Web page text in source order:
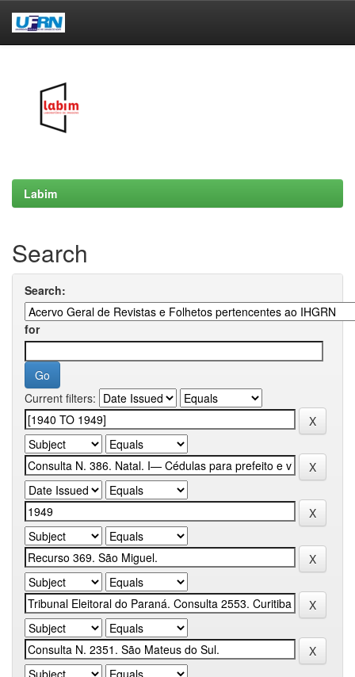
Labim
Search
Search:
for
Current filters: